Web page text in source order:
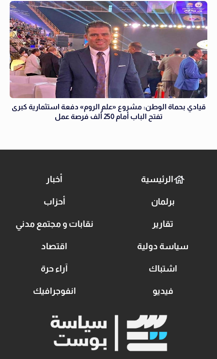
قيادي بحماة الوطن: مشروع «علم الروم» دفعة استثمارية كبرى
تفتح الباب أمام 250 ألف فرصة عمل
الرئيسية أخبار
برلمان أحزاب
تقارير نقابات و مجتمع مدني
سياسة دولية اقتصاد
اشتباك آراء حرة
فيديو انفوجرافيك